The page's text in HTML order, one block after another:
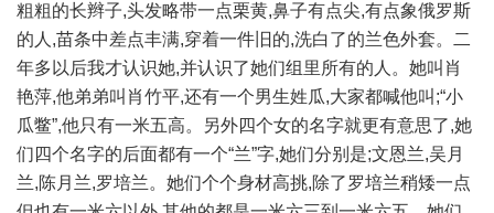
粗粗的长辫子,头发略带一点栗黄,鼻子有点尖,有点象俄罗斯
的人,苗条中差点丰满,穿着一件旧的,洗白了的兰色外套。二
年多以后我才认识她,并认识了她们组里所有的人。她叫肖
艳萍,他弟弟叫肖竹平,还有一个男生姓瓜,大家都喊他叫;“小
瓜鳖”,他只有一米五高。另外四个女的名字就更有意思了,她
们四个名字的后面都有一个“兰”字,她们分别是;文恩兰,吴月
兰,陈月兰,罗培兰。她们个个身材高挑,除了罗培兰稍矮一点